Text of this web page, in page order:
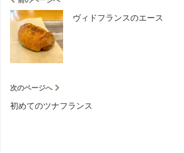
ヴィドフランスのエース
次のページへ
初めてのツナフランス